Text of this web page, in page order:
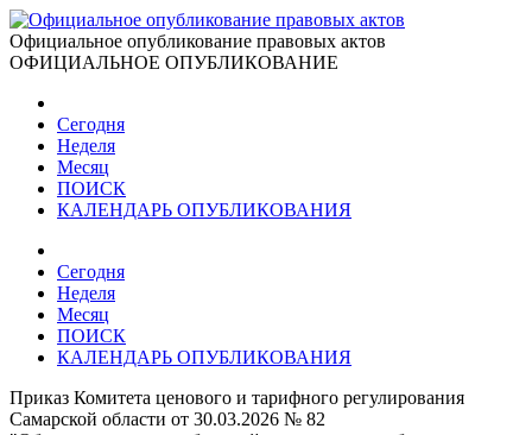
Официальное опубликование правовых актов
ОФИЦИАЛЬНОЕ ОПУБЛИКОВАНИЕ
Сегодня
Неделя
Месяц
ПОИСК
КАЛЕНДАРЬ ОПУБЛИКОВАНИЯ
Сегодня
Неделя
Месяц
ПОИСК
КАЛЕНДАРЬ ОПУБЛИКОВАНИЯ
Приказ Комитета ценового и тарифного регулирования
Самарской области от 30.03.2026 № 82